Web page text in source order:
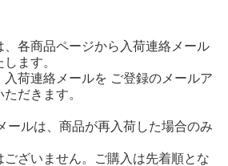
各商品ページから入荷連絡メール
ます。
荷連絡メールを ご登録のメールア
だきます。
ールは、商品が再入荷した場合のみ
ざいません。ご購入は先着順とな